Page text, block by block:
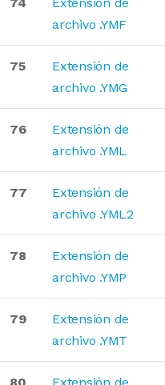
archivo .YMF
75
Extensión de
archivo .YMG
76
Extensión de
archivo .YML
77
Extensión de
archivo .YML2
78
Extensión de
archivo .YMP
79
Extensión de
archivo .YMT